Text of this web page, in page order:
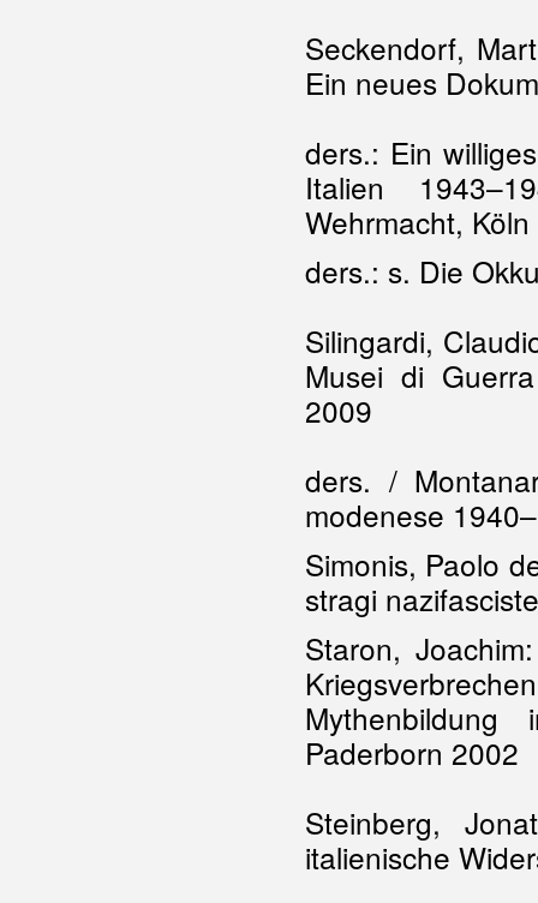
Seckendorf,
Ein neues
ders.: Ein
Italien
Wehrmacht,
ders.: s. Die
Silingardi,
Musei di
2009
ders. /
modenese
Simonis, Paolo
stragi
Staron,
Paderborn 2002
Steinberg,
italienische